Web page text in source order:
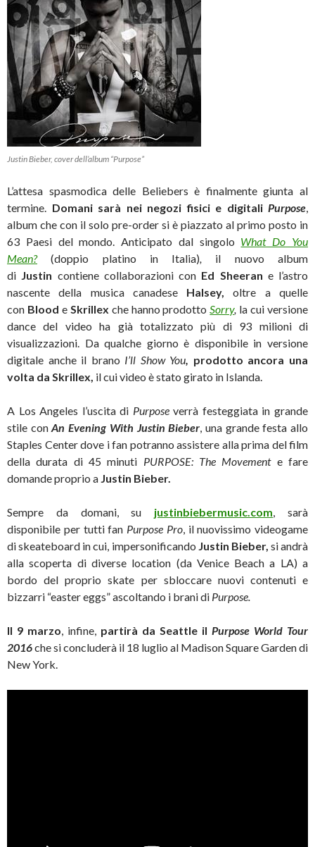
Justin Bieber, cover dell’album “Purpose”
L’attesa spasmodica delle Beliebers è finalmente giunta al
termine. Domani sarà nei negozi fisici e digitali Purpose,
album che con il solo pre-order si è piazzato al primo posto in
63 Paesi del mondo. Anticipato dal singolo What Do You
Mean?
(doppio platino in Italia), il nuovo album
di Justin contiene collaborazioni con Ed Sheeran e l’astro
nascente della musica canadese Halsey,oltre a quelle
con Blood e Skrillex che hanno prodottoSorry, la cui versione
dance del video ha già totalizzato più di 93 milioni di
visualizzazioni. Da qualche giorno è disponibile in versione
digitale anche il brano I’ll Show You, prodotto ancora una
volta da Skrillex, il cui video è stato girato in Islanda.
A Los Angeles l’uscita di Purposeverrà festeggiata in grande
stile conAn Evening With Justin Bieber, una grande festa allo
Staples Center dove i fan potranno assistere alla prima del film
della durata di 45 minuti PURPOSE: The Movemente fare
domande proprio a Justin Bieber.
Sempre da domani, su justinbiebermusic.com, sarà
disponibile per tutti fan Purpose Pro, il nuovissimo videogame
di skeateboard in cui, impersonificando Justin Bieber, si andrà
alla scoperta di diverse location (da Venice Beach a LA) a
bordo del proprio skate per sbloccare nuovi contenuti e
bizzarri “easter eggs” ascoltando i brani di Purpose.
Il 9 marzo, infine, partirà da Seattle il Purpose World Tour
2016che si concluderà il 18 luglio al Madison Square Garden di
New York.